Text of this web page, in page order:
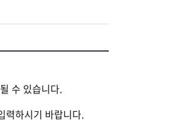
수 있습니다.
하시기 바랍니다.